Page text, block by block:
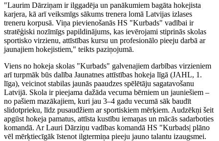
"Laurim Dārziņam ir ilggadēja un panākumiem bagāta hokejista
karjera, kā arī veiksmīgs sākums trenera lomā Latvijas izlases
treneru korpusā. Viņa pievienošanās HS "Kurbads" vadībai ir
stratēģiski nozīmīgs papildinājums, kas ievērojami stiprinās skolas
sportisko virzienu, attīstības kursu un profesionālo pieeju darbā ar
jaunajiem hokejistiem," teikts paziņojumā.
Viens no hokeja skolas "Kurbads" galvenajiem darbības virzieniem
arī turpmāk būs dalība Jaunatnes attīstības hokeja līgā (JAHL, 1.
līga), veicinot stabilas jaunās paaudzes spēlētāju sagatavošanu
Latvijā. Skola ir pieejama dažāda vecuma bērniem un jauniešiem –
no pašiem mazākajiem, kuri jau 3–4 gadu vecumā sāk baudīt
slidotprieku, līdz pusaudžiem ar sportiskiem mērķiem. Audzēkņi šeit
apgūst hokeja pamatus, attīsta kustību iemaņas un mācās sadarboties
komandā. Ar Lauri Dārziņu vadības komandā HS "Kurbads| plāno
vēl mērķtiecīgāk īstenot ilgtermiņa pieeju jauno talantu izaugsmei.